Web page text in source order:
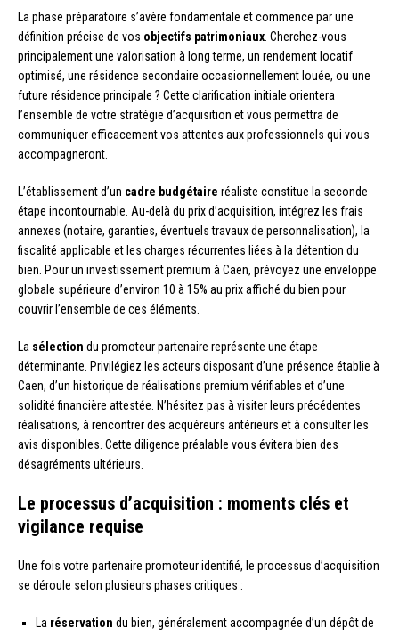
La phase préparatoire s’avère fondamentale et commence par une
définition précise de vos objectifs patrimoniaux. Cherchez-vous
principalement une valorisation à long terme, un rendement locatif
optimisé, une résidence secondaire occasionnellement louée, ou une
future résidence principale ? Cette clarification initiale orientera
l’ensemble de votre stratégie d’acquisition et vous permettra de
communiquer efficacement vos attentes aux professionnels qui vous
accompagneront.
L’établissement d’un cadre budgétaire réaliste constitue la seconde
étape incontournable. Au-delà du prix d’acquisition, intégrez les frais
annexes (notaire, garanties, éventuels travaux de personnalisation), la
fiscalité applicable et les charges récurrentes liées à la détention du
bien. Pour un investissement premium à Caen, prévoyez une enveloppe
globale supérieure d’environ 10 à 15% au prix affiché du bien pour
couvrir l’ensemble de ces éléments.
La sélection du promoteur partenaire représente une étape
déterminante. Privilégiez les acteurs disposant d’une présence établie à
Caen, d’un historique de réalisations premium vérifiables et d’une
solidité financière attestée. N’hésitez pas à visiter leurs précédentes
réalisations, à rencontrer des acquéreurs antérieurs et à consulter les
avis disponibles. Cette diligence préalable vous évitera bien des
désagréments ultérieurs.
Le processus d’acquisition : moments clés et
vigilance requise
Une fois votre partenaire promoteur identifié, le processus d’acquisition
se déroule selon plusieurs phases critiques :
La réservation du bien, généralement accompagnée d’un dépôt de